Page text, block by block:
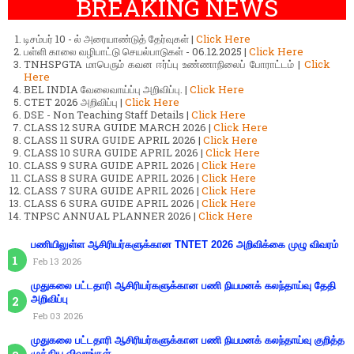
BREAKING NEWS
டிசம்பர் 10 - ல் அரையாண்டுத் தேர்வுகள் | Click Here
பள்ளி காலை வழிபாட்டு செயல்பாடுகள் - 06.12.2025 | Click Here
TNHSPGTA மாபெரும் கவன ஈர்ப்பு உண்ணாநிலைப் போராட்டம் | Click
Here
BEL INDIA வேலைவாய்ப்பு அறிவிப்பு. | Click Here
CTET 2026 அறிவிப்பு | Click Here
DSE - Non Teaching Staff Details | Click Here
CLASS 12 SURA GUIDE MARCH 2026 | Click Here
CLASS 11 SURA GUIDE APRIL 2026 | Click Here
CLASS 10 SURA GUIDE APRIL 2026 | Click Here
CLASS 9 SURA GUIDE APRIL 2026 | Click Here
CLASS 8 SURA GUIDE APRIL 2026 | Click Here
CLASS 7 SURA GUIDE APRIL 2026 | Click Here
CLASS 6 SURA GUIDE APRIL 2026 | Click Here
TNPSC ANNUAL PLANNER 2026 | Click Here
பணியிலுள்ள ஆசிரியர்களுக்கான TNTET 2026 அறிவிக்கை முழு விவரம்
Feb 13 2026
முதுகலை பட்டதாரி ஆசிரியர்களுக்கான பணி நியமனக் கலந்தாய்வு தேதி
அறிவிப்பு
Feb 03 2026
முதுகலை பட்டதாரி ஆசிரியர்களுக்கான பணி நியமனக் கலந்தாய்வு குறித்த